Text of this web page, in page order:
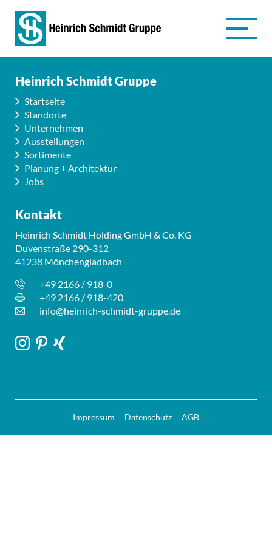
Heinrich Schmidt Gruppe
Startseite
Standorte
Unternehmen
Ausstellungen
Sortimente
Planung + Architektur
Jobs
Kontakt
Heinrich Schmidt Holding GmbH & Co. KG
Duvenstraße 290-312
41238 Mönchengladbach
+49 2166 / 918-0
+49 2166 / 918-420
info@heinrich-schmidt-gruppe.de
Impressum Datenschutz AGB